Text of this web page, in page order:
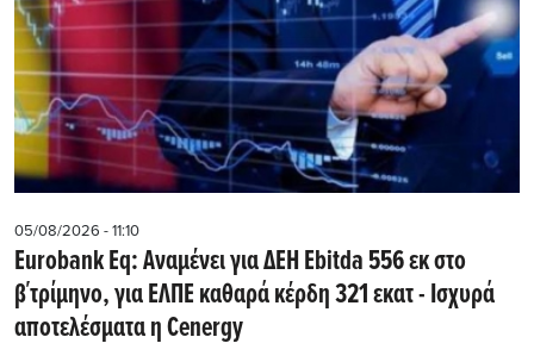
05/08/2026 - 11:10
Eurobank Eq: Αναμένει για ΔΕΗ Εbitda 556 εκ στο
β΄τρίμηνο, για ΕΛΠΕ καθαρά κέρδη 321 εκατ - Ισχυρά
αποτελέσματα η Cenergy